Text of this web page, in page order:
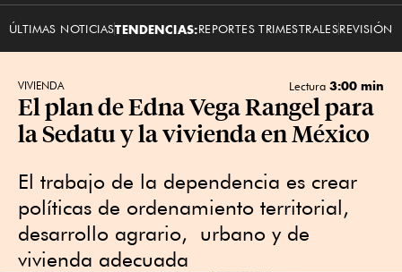
ÚLTIMAS NOTICIASTENDENCIAS:REPORTES TRIMESTRALESREVISIÓN
VIVIENDA Lectura 3:00 min
El plan de Edna Vega Rangel para
la Sedatu y la vivienda en México
El trabajo de la dependencia es crear
políticas de ordenamiento territorial,
desarrollo agrario, urbano y de
vivienda adecuada